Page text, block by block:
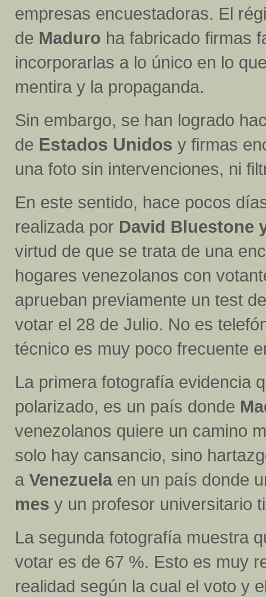
empresas encuestadoras. El
de Maduro ha fabricado firmas
incorporarlas a lo único en lo
mentira y la propaganda.
Sin embargo, se han logrado
de Estados Unidos y firmas
una foto sin intervenciones, ni
En este sentido, hace pocos
realizada por David Bluestone
virtud de que se trata de una
hogares venezolanos con
aprueban previamente un test
votar el 28 de Julio. No es
técnico es muy poco frecuente
La primera fotografía evidencia
polarizado, es un país donde
venezolanos quiere un camino
solo hay cansancio, sino
a Venezuelaen un país donde
mes y un profesor universitario
La segunda fotografía muestra
votar es de 67 %. Esto es muy
realidad según la cual el voto y